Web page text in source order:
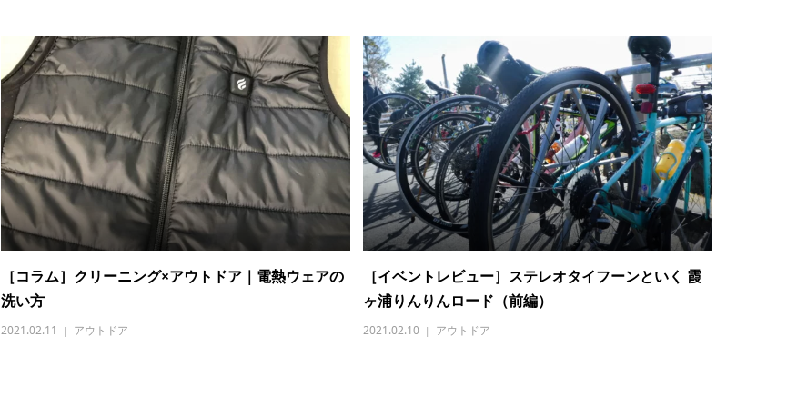
［コラム］クリーニング×アウトドア｜電熱ウェアの
洗い方
2021.02.11 アウトドア
［イベントレビュー］ステレオタイフーンといく 霞
ヶ浦りんりんロード（前編）
2021.02.10 アウトドア